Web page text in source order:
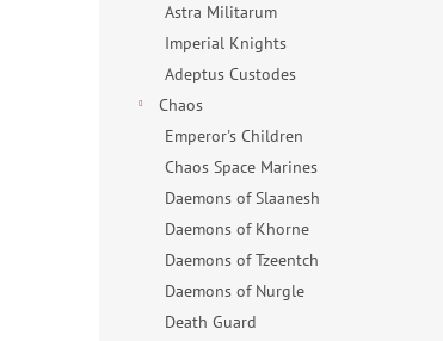
Astra Militarum
Imperial Knights
Adeptus Custodes
Chaos
Emperor's Children
Chaos Space Marines
Daemons of Slaanesh
Daemons of Khorne
Daemons of Tzeentch
Daemons of Nurgle
Death Guard